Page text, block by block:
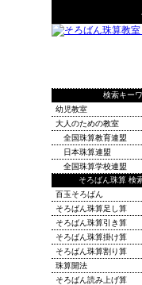
検索キー
幼児教室
大人のための教室
全国珠算教育連盟
日本珠算連盟
全国珠算学校連盟
そろばん珠算 検
百玉そろばん
そろばん珠算足し算
そろばん珠算引き算
そろばん珠算掛け算
そろばん珠算割り算
珠算開法
そろばん読み上げ算